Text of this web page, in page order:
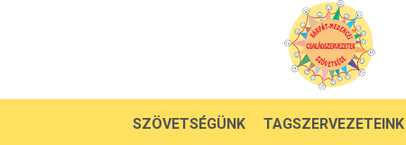
SZÖVETSÉGÜNK TAGSZERVEZETEINK